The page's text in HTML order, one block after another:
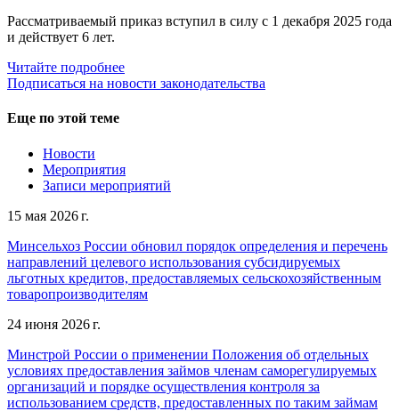
Рассматриваемый приказ вступил в силу с 1 декабря 2025 года
и действует 6 лет.
Читайте подробнее
Подписаться на новости законодательства
Еще по этой теме
Новости
Мероприятия
Записи мероприятий
15 мая 2026 г.
Минсельхоз России обновил порядок определения и перечень
направлений целевого использования субсидируемых
льготных кредитов, предоставляемых сельскохозяйственным
товаропроизводителям
24 июня 2026 г.
Минстрой России о применении Положения об отдельных
условиях предоставления займов членам саморегулируемых
организаций и порядке осуществления контроля за
использованием средств, предоставленных по таким займам